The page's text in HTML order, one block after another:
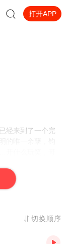
打开APP
经来到了一个完
开什么玩笑，哥
艾兰世界所属的
传承者与发扬
切换顺序